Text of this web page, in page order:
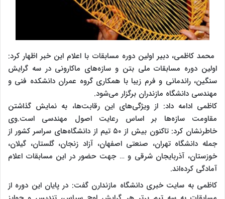
محمد کاظمی، دبیر اولین دوره مسابقات با اعلام این خبر اظهار کرد:
اولین دوره مسابقات ملی بتن و سازه‌های ماکارونی در سه گرایش
سنگین، راندمانی و فرم زیبا با همکاری گروه عمران دانشکده فنی و
مهندسی دانشگاه مازندران برگزار می‌شود.
کاظمی ادامه داد: از ویژگی‌های این رقابت‌ها، به نمایش گذاشتن
مقاومت سازه‌ها بر اساس رعایت اصول مهندسی است.وی
خاطرنشان کرد: تاکنون بیش از ۵۰ تیم از دانشگاه‌های سراسر کشور از
جمله دانشگاه تهران، صنعتی اصفهان، آزاد زنجان، گلستان، گیلان،
خوزستان، آذربایجان شرقی و … جهت حضور در این مسابقات اعلام
آمادگی کرده‌اند.
کاظمی به سایت خبری دانشگاه مازندارن گفت: در پایان این دوره از